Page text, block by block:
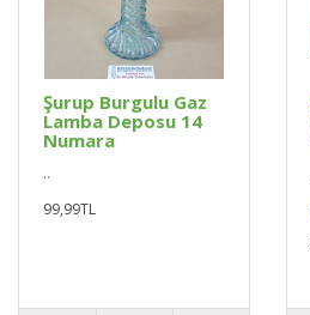
Şurup Burgulu Gaz
Lamba Deposu 14
Numara
..
99,99TL